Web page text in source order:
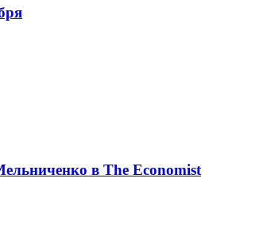
в The Economist